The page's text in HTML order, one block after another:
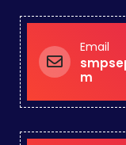
Email
m